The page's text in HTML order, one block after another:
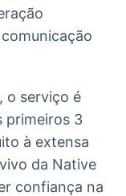
o serviço é
primeiros 3
à extensa
da Native
confiança na